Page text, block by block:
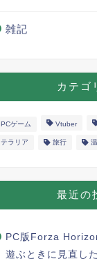
雑記
カテゴ
PCゲーム Vtuber
テラリア 旅行
最近の
PC版Forza
遊ぶときに見直し